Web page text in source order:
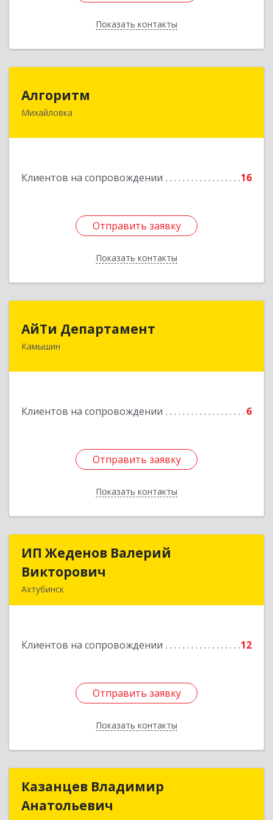
Показать контакты
Назад
Алгоритм
Михайловка
Клиентов на сопровождении 16
Отправить заявку
Показать контакты
Отправить заявку
Назад
АйТи Департамент
Камышин
Клиентов на сопровождении 6
Отправить заявку
Показать контакты
Отправить заявку
Назад
ИП Жеденов Валерий
Викторович
Ахтубинск
Клиентов на сопровождении 12
Отправить заявку
Показать контакты
ИП Жеденов Валерий
Подробнее
Отправить заявку
Назад
Казанцев Владимир
Анатольевич
Казанцев Владимир